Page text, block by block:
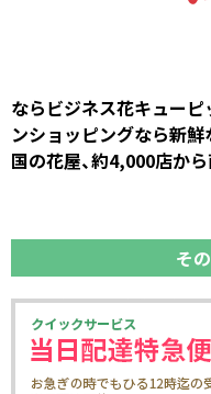
ならビジネス花キュー
ンショッピングなら新
国の花屋、約4,000店か
そ